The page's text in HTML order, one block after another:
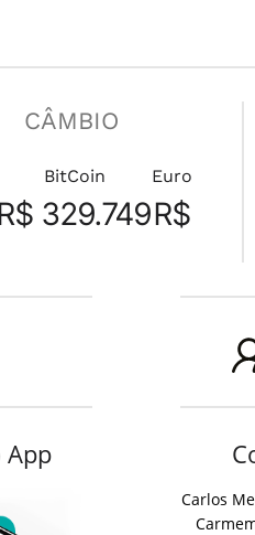
CÂMBIO
BitCoin
329.749
Euro
R$
App
Carlos